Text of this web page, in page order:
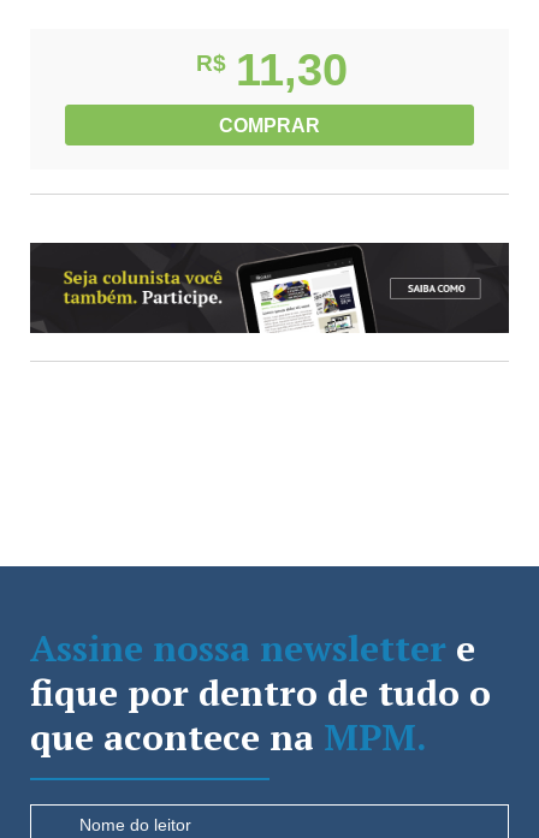
R$ 11,30
COMPRAR
Assine nossa newsletter e
fique por dentro de tudo o
que acontece na MPM.